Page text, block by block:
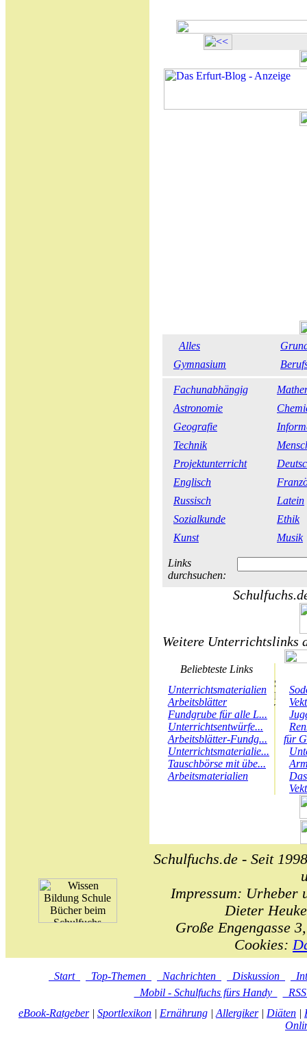
Alles
Gymnasium
Fachunabhängig
Astronomie
Geografie
Technik
Projektunterricht
Englisch
Russisch
Latein
Sozialkunde
Ethik
Kunst
Musik
Links
durchsuchen:
Weitere Unterrichtslinks
Beliebteste Links
Unterrichtsmaterialien
Arbeitsblätter
Fundgrube für alle L...
Unterrichtsentwürfe...
Arbeitsblätter-Fundg...
Unterrichtsmaterialie...
Tauschbörse mit übe...
Arbeitsmaterialien
für
Schulfuchs.de - Seit
Impressum: Urheber
Dieter
Große Engengasse
Cookies:
Start Top-Themen Nachrichten Diskussion
Mobil - Schulfuchs fürs Handy
eBook-Ratgeber| Sportlexikon | Ernährung | Allergiker| Diäten |